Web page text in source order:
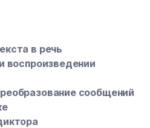
в речь
воспроизведении
сообщений